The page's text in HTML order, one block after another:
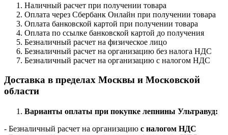
Наличный расчет при получении товара
Оплата через Сбербанк Онлайн при получении товара
Оплата банковской картой при получении товара
Оплата по ссылке банковской картой до получения
Безналичный расчет на физическое лицо
Безналичный расчет на организацию без налога НДС
Безналичный расчет на организацию с налогом НДС
Доставка в пределах Москвы и Московской
области
Варианты оплаты при покупке лепнины Ультравуд:
- Безналичный расчет на организацию с налогом НДС